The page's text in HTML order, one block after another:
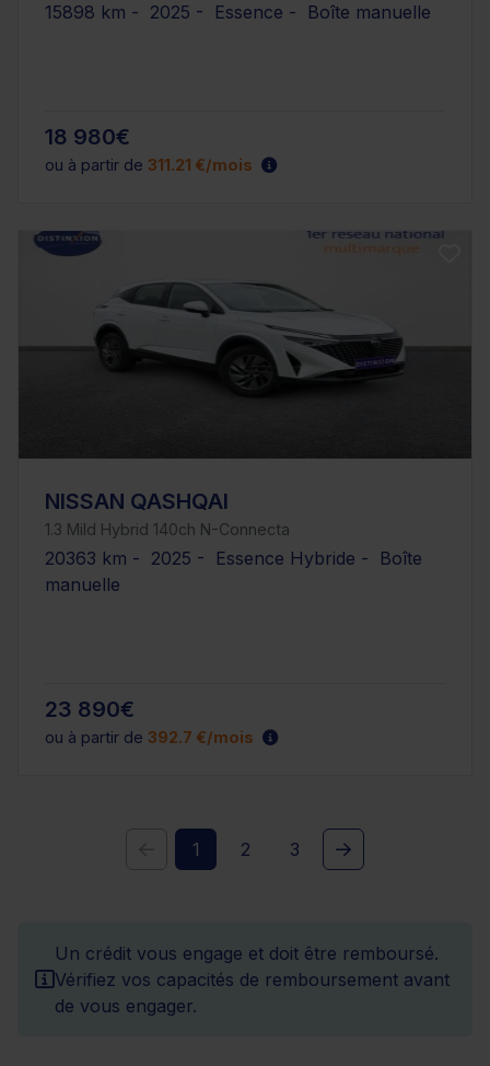
15898 km - 2025 - Essence - Boîte manuelle
18 980€
ou à partir de 311.21 €/mois
NISSAN QASHQAI
1.3 Mild Hybrid 140ch N-Connecta
20363 km - 2025 - Essence Hybride - Boîte
manuelle
23 890€
ou à partir de 392.7 €/mois
1 2 3
Un crédit vous engage et doit être remboursé.
Vérifiez vos capacités de remboursement avant
de vous engager.